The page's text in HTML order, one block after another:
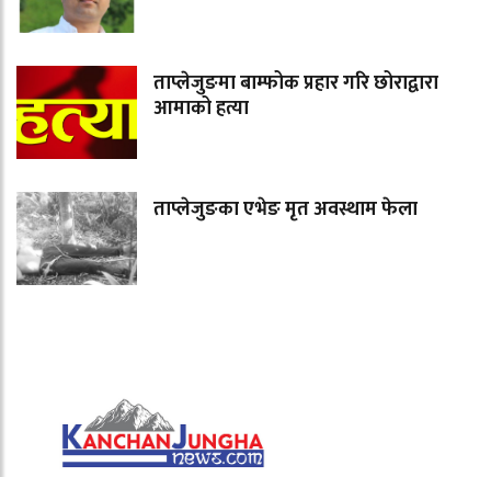
ताप्लेजुङमा बाम्फोक प्रहार गरि छोराद्वारा
आमाको हत्या
ताप्लेजुङका एभेङ मृत अवस्थाम फेला